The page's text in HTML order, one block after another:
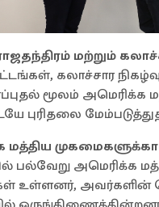
மற்றும்
கலாச்சார
மூலம் அமெரிக்க
புரிதலை
மத்திய
பல்வேறு அமெரிக்க
உள்ளனர்,